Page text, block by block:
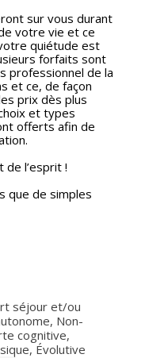
sur vous durant
votre vie et ce
quiétude est
forfaits sont
professionnel de la
et ce, de façon
prix dès plus
et types
offerts afin de
l’esprit !
que de simples
séjour et/ou
, Non-
cognitive,
, Évolutive